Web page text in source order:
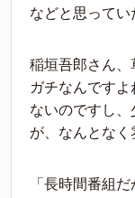
などと思ってい
稲垣吾郎さん
ガチなんです
ないのですし
が、なんとなく
「長時間番組